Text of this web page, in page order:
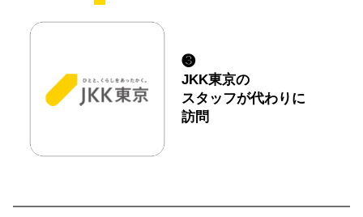
❸
JKK東京の
スタッフが代わりに
訪問